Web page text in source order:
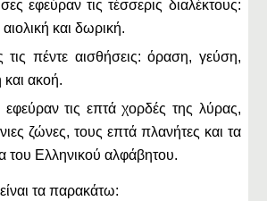
εφεύραν τις τέσσερις διαλέκτους:
αιολική και δωρική.
τις πέντε αισθήσεις: όραση, γεύση,
ακοή.
τις επτά χορδές της λύρας,
ζώνες, τους επτά πλανήτες και τα
του Ελληνικού αλφάβητου.
τα παρακάτω: